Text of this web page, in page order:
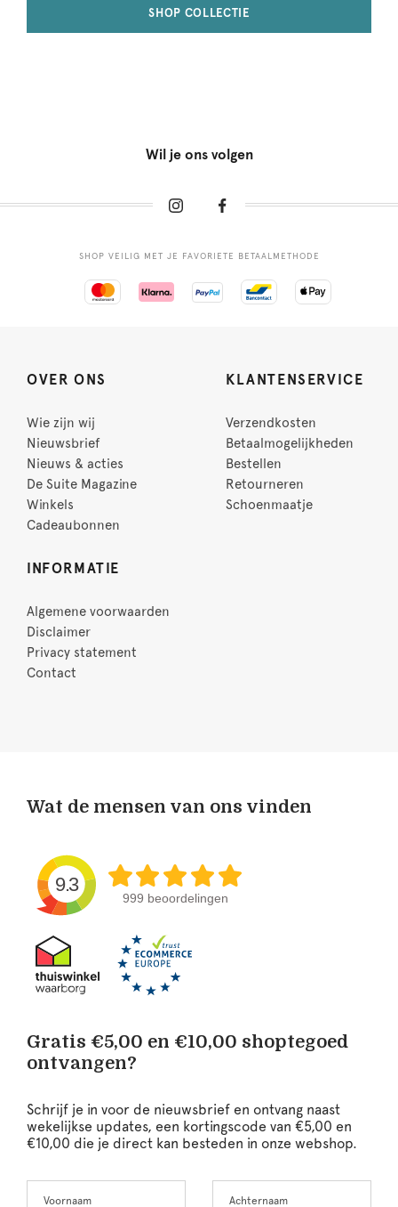
SHOP COLLECTIE
Wil je ons volgen
SHOP VEILIG MET JE FAVORIETE BETAALMETHODE
OVER ONS
Wie zijn wij
Nieuwsbrief
Nieuws & acties
De Suite Magazine
Winkels
Cadeaubonnen
KLANTENSERVICE
Verzendkosten
Betaalmogelijkheden
Bestellen
Retourneren
Schoenmaatje
INFORMATIE
Algemene voorwaarden
Disclaimer
Privacy statement
Contact
Wat de mensen van ons vinden
9.3
999 beoordelingen
Gratis €5,00 en €10,00 shoptegoed
ontvangen?
Schrijf je in voor de nieuwsbrief en ontvang naast
wekelijkse updates, een kortingscode van €5,00 en
€10,00 die je direct kan besteden in onze webshop.
this